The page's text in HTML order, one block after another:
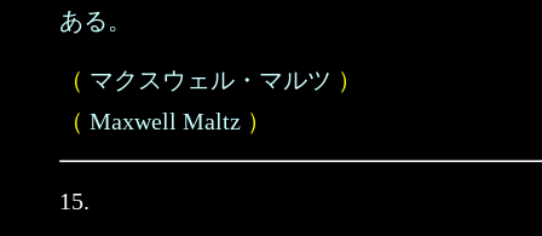
ある。
（ マクスウェル・マルツ ）
（ Maxwell Maltz ）
15.